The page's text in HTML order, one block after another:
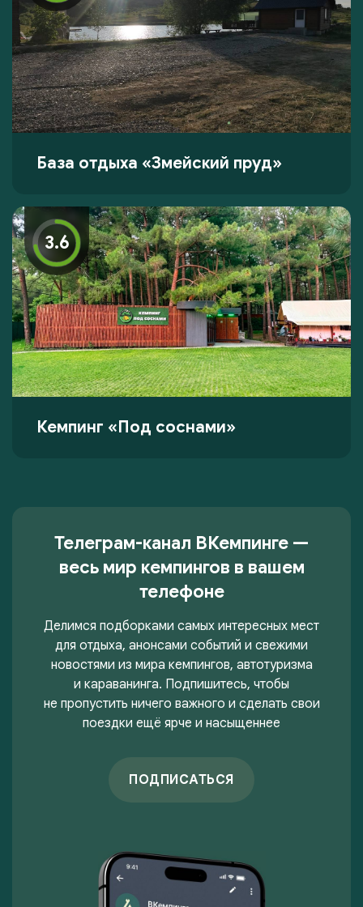
База отдыха «Змейский пруд»
3.6
Кемпинг «Под соснами»
Телеграм-канал ВКемпинге —
весь мир кемпингов в вашем
телефоне
Делимся подборками самых интересных мест
для отдыха, анонсами событий и свежими
новостями из мира кемпингов, автотуризма
и караванинга. Подпишитесь, чтобы
не пропустить ничего важного и сделать свои
поездки ещё ярче и насыщеннее
ПОДПИСАТЬСЯ